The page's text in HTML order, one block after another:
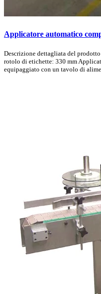
Applicatore automatico
Descrizione dettagliata del
rotolo di etichette: 330 mm
equipaggiato con un tavolo di